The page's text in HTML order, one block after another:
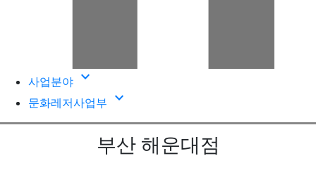
사업분야 keyboard_arrow_down
문화레저사업부 keyboard_arrow_down
부산 해운대점